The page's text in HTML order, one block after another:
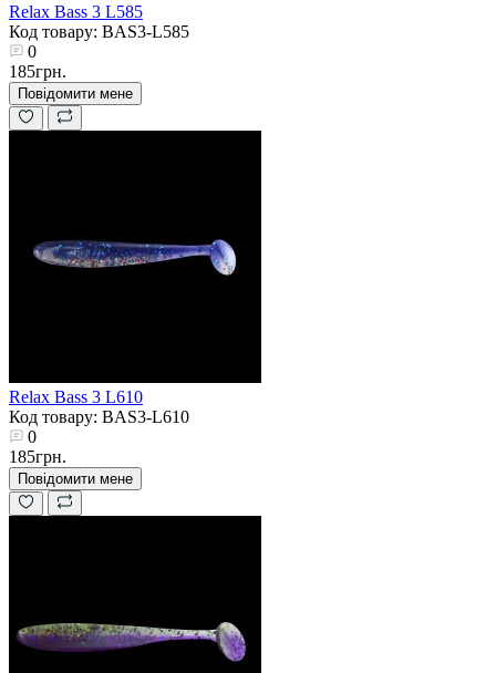
Relax Bass 3 L585
Код товару: BAS3-L585
0
185грн.
Повідомити мене
Relax Bass 3 L610
Код товару: BAS3-L610
0
185грн.
Повідомити мене